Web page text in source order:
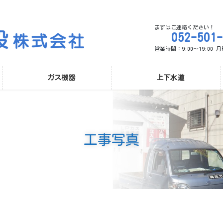
まずはご連絡ください！
052-
営業時間：9:00～19:00 月
ガス機器 上下水道
工事写真